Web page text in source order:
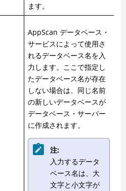
ます。
AppScan データベース・
サービスによって使用さ
れるデータベース名を入
力します。ここで指定し
たデータベース名が存在
しない場合は、同じ名前
の新しいデータベースが
データベース・サーバー
に作成されます。
注:
入力するデータ
ベース名は、大
文字と小文字が